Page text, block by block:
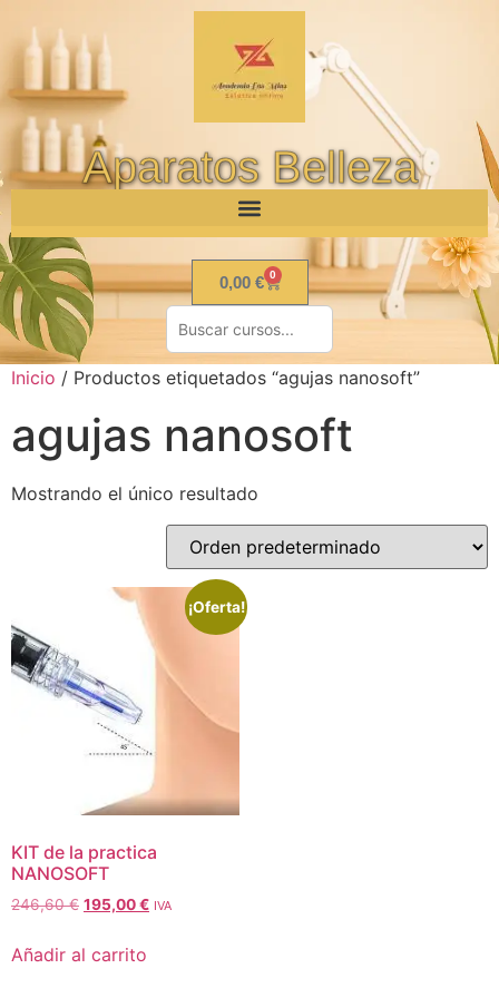
Aparatos Belleza
0,00 € 0
Inicio / Productos etiquetados “agujas nanosoft”
agujas nanosoft
Mostrando el único resultado
¡Oferta!
KIT de la practica
NANOSOFT
246,60€ 195,00€ IVA
Añadir al carrito